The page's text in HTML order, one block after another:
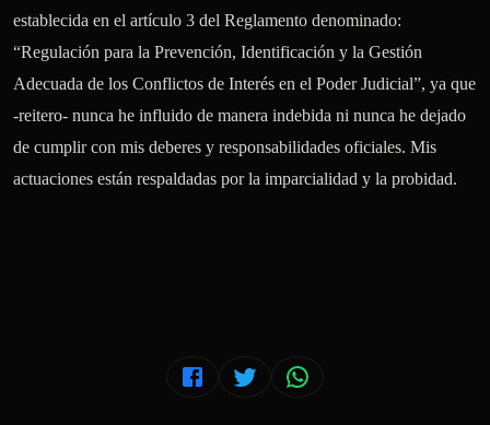
establecida en el artículo 3 del Reglamento denominado:
“Regulación para la Prevención, Identificación y la Gestión
Adecuada de los Conflictos de Interés en el Poder Judicial”, ya que
-reitero- nunca he influido de manera indebida ni nunca he dejado
de cumplir con mis deberes y responsabilidades oficiales. Mis